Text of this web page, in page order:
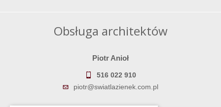
Obsługa architektów
Piotr Anioł
516 022 910
piotr@swiatlazienek.com.pl